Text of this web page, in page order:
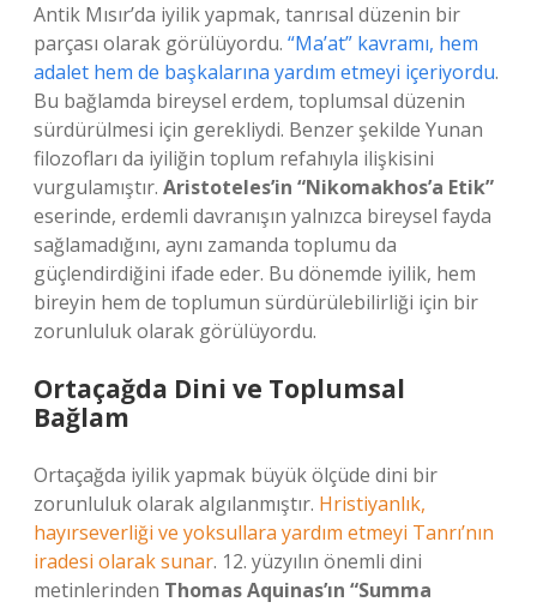
Antik Mısır’da iyilik yapmak, tanrısal düzenin bir
parçası olarak görülüyordu. “Ma’at” kavramı, hem
adalet hem de başkalarına yardım etmeyi içeriyordu.
Bu bağlamda bireysel erdem, toplumsal düzenin
sürdürülmesi için gerekliydi. Benzer şekilde Yunan
filozofları da iyiliğin toplum refahıyla ilişkisini
vurgulamıştır. Aristoteles’in “Nikomakhos’a Etik”
eserinde, erdemli davranışın yalnızca bireysel fayda
sağlamadığını, aynı zamanda toplumu da
güçlendirdiğini ifade eder. Bu dönemde iyilik, hem
bireyin hem de toplumun sürdürülebilirliği için bir
zorunluluk olarak görülüyordu.
Ortaçağda Dini ve Toplumsal
Bağlam
Ortaçağda iyilik yapmak büyük ölçüde dini bir
zorunluluk olarak algılanmıştır. Hristiyanlık,
hayırseverliği ve yoksullara yardım etmeyi Tanrı’nın
iradesi olarak sunar. 12. yüzyılın önemli dini
metinlerinden Thomas Aquinas’ın “Summa